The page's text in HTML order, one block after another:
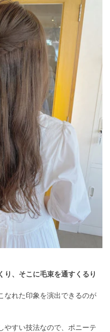
り、そこに毛束を通すくるり
なれた印象を演出できるのが
やすい技法なので、ポニーテ